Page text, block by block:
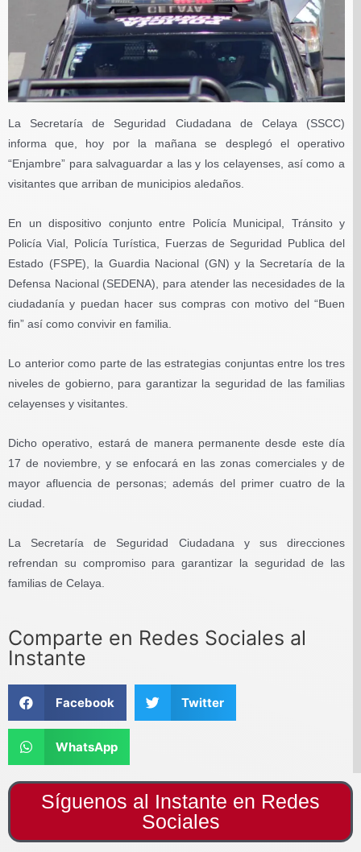
La Secretaría de Seguridad Ciudadana de Celaya (SSCC)
informa que, hoy por la mañana se desplegó el operativo
“Enjambre” para salvaguardar a las y los celayenses, así como a
visitantes que arriban de municipios aledaños.
En un dispositivo conjunto entre Policía Municipal, Tránsito y
Policía Vial, Policía Turística, Fuerzas de Seguridad Publica del
Estado (FSPE), la Guardia Nacional (GN) y la Secretaría de la
Defensa Nacional (SEDENA), para atender las necesidades de la
ciudadanía y puedan hacer sus compras con motivo del “Buen
fin” así como convivir en familia.
Lo anterior como parte de las estrategias conjuntas entre los tres
niveles de gobierno, para garantizar la seguridad de las familias
celayenses y visitantes.
Dicho operativo, estará de manera permanente desde este día
17 de noviembre, y se enfocará en las zonas comerciales y de
mayor afluencia de personas; además del primer cuatro de la
ciudad.
La Secretaría de Seguridad Ciudadana y sus direcciones
refrendan su compromiso para garantizar la seguridad de las
familias de Celaya.
Comparte en Redes Sociales al
Instante
Facebook Twitter
WhatsApp
Síguenos al Instante en Redes
Sociales